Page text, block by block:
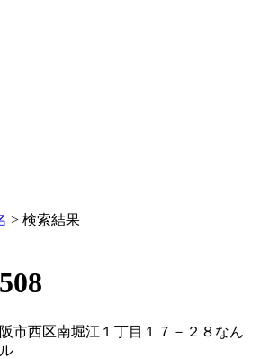
> 検索結果
市西区南堀江１丁目１７－２８なん